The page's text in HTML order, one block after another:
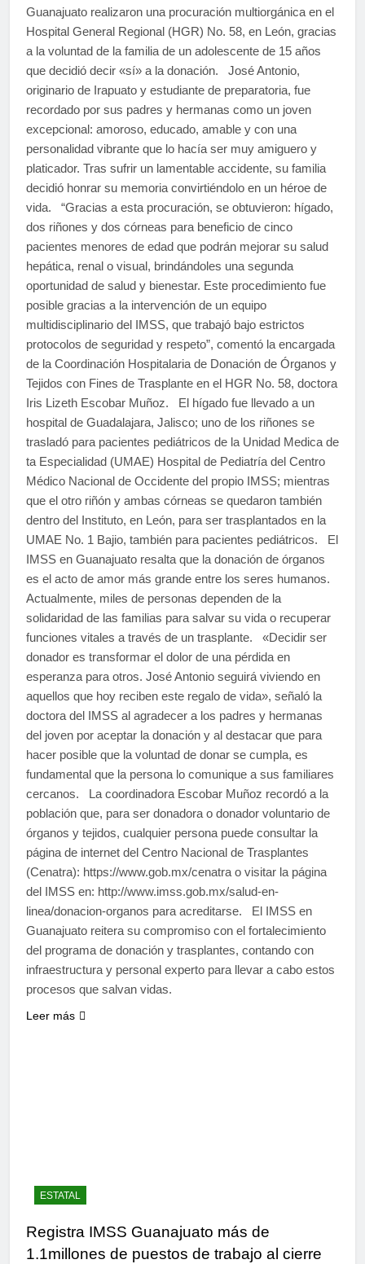
Guanajuato realizaron una procuración multiorgánica en el
Hospital General Regional (HGR) No. 58, en León, gracias
a la voluntad de la familia de un adolescente de 15 años
que decidió decir «sí» a la donación. José Antonio,
originario de Irapuato y estudiante de preparatoria, fue
recordado por sus padres y hermanas como un joven
excepcional: amoroso, educado, amable y con una
personalidad vibrante que lo hacía ser muy amiguero y
platicador. Tras sufrir un lamentable accidente, su familia
decidió honrar su memoria convirtiéndolo en un héroe de
vida. “Gracias a esta procuración, se obtuvieron: hígado,
dos riñones y dos córneas para beneficio de cinco
pacientes menores de edad que podrán mejorar su salud
hepática, renal o visual, brindándoles una segunda
oportunidad de salud y bienestar. Este procedimiento fue
posible gracias a la intervención de un equipo
multidisciplinario del IMSS, que trabajó bajo estrictos
protocolos de seguridad y respeto”, comentó la encargada
de la Coordinación Hospitalaria de Donación de Órganos y
Tejidos con Fines de Trasplante en el HGR No. 58, doctora
Iris Lizeth Escobar Muñoz. El hígado fue llevado a un
hospital de Guadalajara, Jalisco; uno de los riñones se
trasladó para pacientes pediátricos de la Unidad Medica de
ta Especialidad (UMAE) Hospital de Pediatría del Centro
Médico Nacional de Occidente del propio IMSS; mientras
que el otro riñón y ambas córneas se quedaron también
dentro del Instituto, en León, para ser trasplantados en la
UMAE No. 1 Bajio, también para pacientes pediátricos. El
IMSS en Guanajuato resalta que la donación de órganos
es el acto de amor más grande entre los seres humanos.
Actualmente, miles de personas dependen de la
solidaridad de las familias para salvar su vida o recuperar
funciones vitales a través de un trasplante. «Decidir ser
donador es transformar el dolor de una pérdida en
esperanza para otros. José Antonio seguirá viviendo en
aquellos que hoy reciben este regalo de vida», señaló la
doctora del IMSS al agradecer a los padres y hermanas
del joven por aceptar la donación y al destacar que para
hacer posible que la voluntad de donar se cumpla, es
fundamental que la persona lo comunique a sus familiares
cercanos. La coordinadora Escobar Muñoz recordó a la
población que, para ser donadora o donador voluntario de
órganos y tejidos, cualquier persona puede consultar la
página de internet del Centro Nacional de Trasplantes
(Cenatra): https://www.gob.mx/cenatra o visitar la página
del IMSS en: http://www.imss.gob.mx/salud-en-
linea/donacion-organos para acreditarse. El IMSS en
Guanajuato reitera su compromiso con el fortalecimiento
del programa de donación y trasplantes, contando con
infraestructura y personal experto para llevar a cabo estos
procesos que salvan vidas.
Leer más
ESTATAL
Registra IMSS Guanajuato más de
1.1millones de puestos de trabajo al cierre